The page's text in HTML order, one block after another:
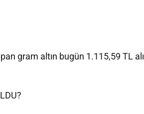
gram altın bugün 1.115,59 TL